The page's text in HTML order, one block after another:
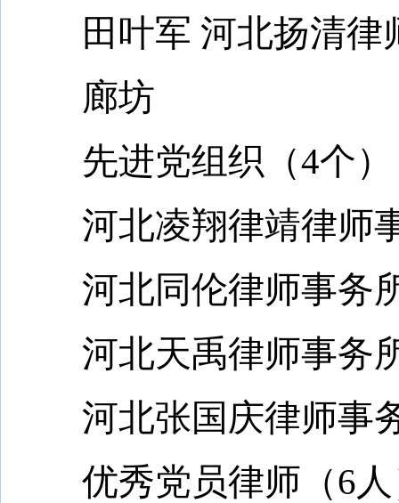
田叶军 河北扬清律
廊坊
先进党组织（4个）
河北凌翔律靖律师
河北同伦律师事务
河北天禹律师事务
河北张国庆律师事
优秀党员律师（6人